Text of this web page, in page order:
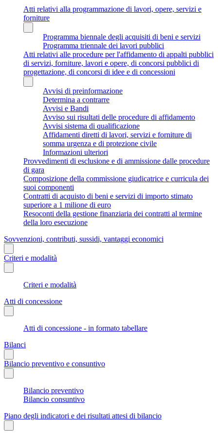
Atti relativi alla programmazione di lavori, opere, servizi e
forniture
Programma biennale degli acquisiti di beni e servizi
Programma triennale dei lavori pubblici
Atti relativi alle procedure per l'affidamento di appalti pubblici
di servizi, forniture, lavori e opere, di concorsi pubblici di
progettazione, di concorsi di idee e di concessioni
Avvisi di preinformazione
Determina a contrarre
Avvisi e Bandi
Avviso sui risultati delle procedure di affidamento
Avvisi sistema di qualificazione
Affidamenti diretti di lavori, servizi e forniture di
somma urgenza e di protezione civile
Informazioni ulteriori
Provvedimenti di esclusione e di ammissione dalle procedure
di gara
Composizione della commissione giudicatrice e curricula dei
suoi componenti
Contratti di acquisto di beni e servizi di importo stimato
superiore a 1 milione di euro
Resoconti della gestione finanziaria dei contratti al termine
della loro esecuzione
Sovvenzioni, contributi, sussidi, vantaggi economici
Criteri e modalità
Criteri e modalità
Atti di concessione
Atti di concessione - in formato tabellare
Bilanci
Bilancio preventivo e consuntivo
Bilancio preventivo
Bilancio consuntivo
Piano degli indicatori e dei risultati attesi di bilancio